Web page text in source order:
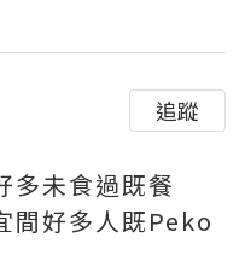
追蹤
多未食過既餐
間好多人既Peko